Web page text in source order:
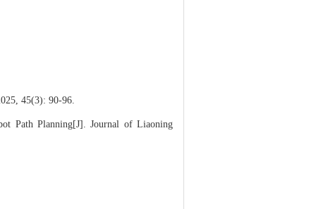
45(3): 90-96.
Path Planning[J]. Journal of Liaoning